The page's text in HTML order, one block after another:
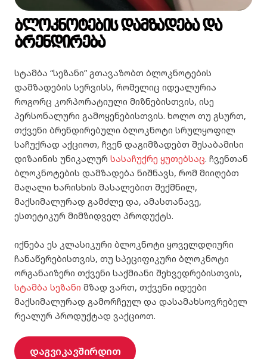
ბლოკნოტების დამზადება და
ბრენდირება
სტამბა “სეზანი” გთავაზობთ ბლოკნოტების
დამზადების სერვისს, რომელიც იდეალურია
როგორც კორპორატიული მიზნებისთვის, ისე
პერსონალური გამოყენებისთვის. ხოლო თუ გსურთ,
თქვენი ბრენდირებული ბლოკნოტი სრულყოფილ
საჩუქრად აქციოთ, ჩვენ დაგიმზადებთ შესაბამისი
დიზაინის უნიკალურ სასაჩუქრე ყუთებსაც. ჩვენთან
ბლოკნოტების დამზადება ნიშნავს, რომ მიიღებთ
მაღალი ხარისხის მასალებით შექმნილ,
მაქსიმალურად გამძლე და, ამასთანავე,
ესთეტიკურ მიმზიდველ პროდუქტს.
იქნება ეს კლასიკური ბლოკნოტი ყოველდღიური
ჩანაწერებისთვის, თუ სპეციფიკური ბლოკნოტი
ორგანაიზერი თქვენი საქმიანი შეხვედრებისთვის,
სტამბა სეზანი მზად ვართ, თქვენი იდეები
მაქსიმალურად გამორჩეულ და დასამახსოვრებელ
რეალურ პროდუქტად ვაქციოთ.
დაგვიკავშირდით